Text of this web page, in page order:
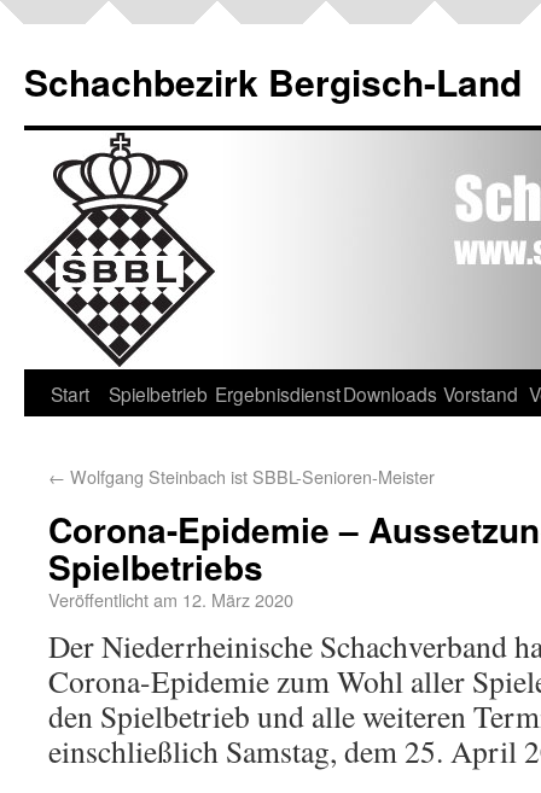
Schachbezirk Bergisch-Land
Start Spielbetrieb ErgebnisdienstDownloads Vorstand
← Wolfgang Steinbach ist SBBL-Senioren-Meister
Corona-Epidemie –
Spielbetriebs
Veröffentlicht am 12. März 2020
Der Niederrheinische Schachverband
Corona-Epidemie zum Wohl aller
den Spielbetrieb und alle weiteren
einschließlich Samstag, dem 25. April